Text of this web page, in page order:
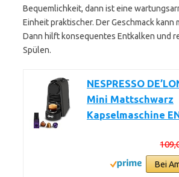
Bequemlichkeit, dann ist eine
Einheit praktischer. Der Geschmack kann
Dann hilft konsequentes Entkalken und
Spülen.
NESPRESSO
Mini Mattschwarz
Kapselmaschine
Bei